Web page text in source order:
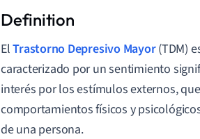
ElTrastorno Depresivo Mayor(TDM)
caracterizado por un sentimiento
interés por los estímulos externos,
comportamientos físicos y
de una persona.